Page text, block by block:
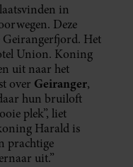
in
Deze
Geirangerfjord. Het
Union. Koning
uit naar het
over Geiranger,
hun bruiloft
plek”, liet
Harald is
prachtige
uit.”